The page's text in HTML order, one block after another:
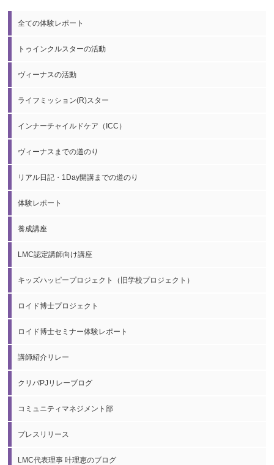
全ての体験レポート
トゥインクルスターの活動
ヴィーナスの活動
ライフミッション(R)スター
インナーチャイルドケア（ICC）
ヴィーナスまでの道のり
リアル日記・1Day開講までの道のり
体験レポート
養成講座
LMC認定講師向け講座
キッズハッピープロジェクト（旧学校プロジェクト）
ロイド博士プロジェクト
ロイド博士セミナー体験レポート
講師紹介リレー
クリパPJリレーブログ
コミュニティマネジメント部
プレスリリース
LMC代表理事 叶理恵のブログ